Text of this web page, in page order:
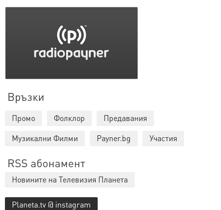
Връзки
Промо Фолклор
Предавания
Музикални Филми
Payner.bg Участия
RSS абонамент
Новините на Телевизия Планета
Planeta.tv @ instagram